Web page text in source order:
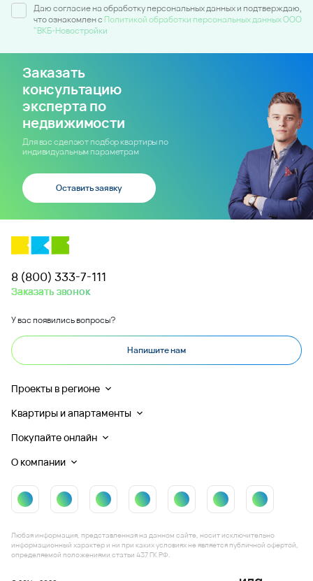
Даю согласие на обработку персональных данных и подтверждаю,
что ознакомлен c Политикой обработки персональных данных ООО
"ВКБ-Новостройки
Заказать
консультацию
эксперта по
недвижимости
Для вас сделают подбор квартиры по
индивидуальным параметрам
Оставить заявку
8 (800) 333-7-111
Заказать звонок
У вас появились вопросы?
Напишите нам
Проекты в регионе
Квартиры и апартаменты
Покупайте онлайн
О компании
Любая информация, представленная на данном сайте, носит исключительно
информационный характер и ни при каких условиях не является публичной офертой,
определяемой положениями статьи 437 ГК РФ.